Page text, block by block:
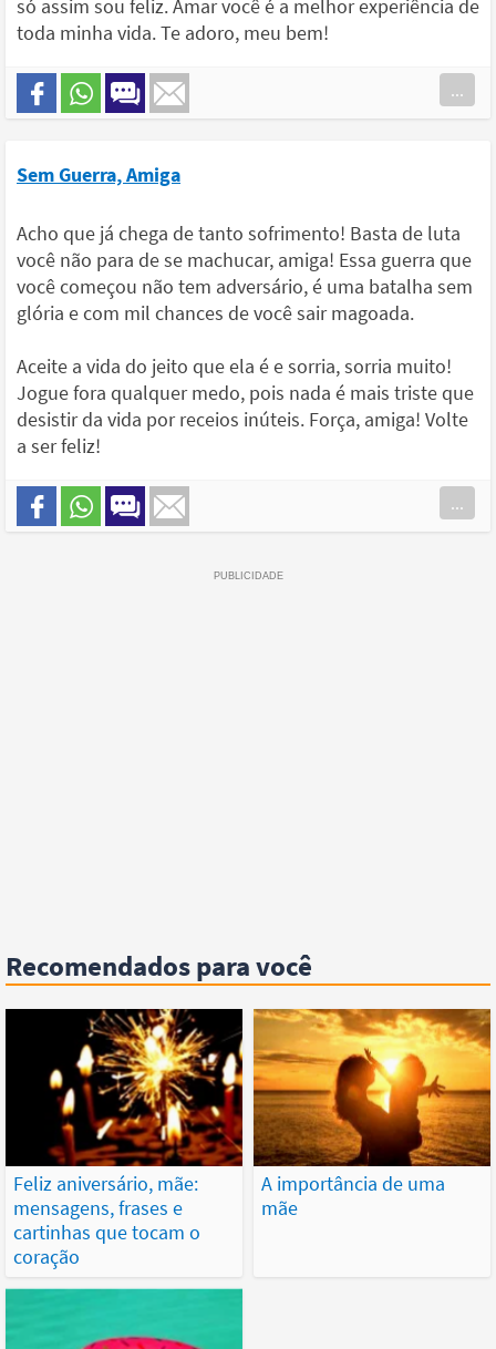
só assim sou feliz. Amar você é a melhor experiência de
toda minha vida. Te adoro, meu bem!
...
Sem Guerra, Amiga
Acho que já chega de tanto sofrimento! Basta de luta
você não para de se machucar, amiga! Essa guerra que
você começou não tem adversário, é uma batalha sem
glória e com mil chances de você sair magoada.
Aceite a vida do jeito que ela é e sorria, sorria muito!
Jogue fora qualquer medo, pois nada é mais triste que
desistir da vida por receios inúteis. Força, amiga! Volte
a ser feliz!
...
Recomendados para você
Feliz aniversário, mãe:
mensagens, frases e
cartinhas que tocam o
coração
A importância de uma
mãe